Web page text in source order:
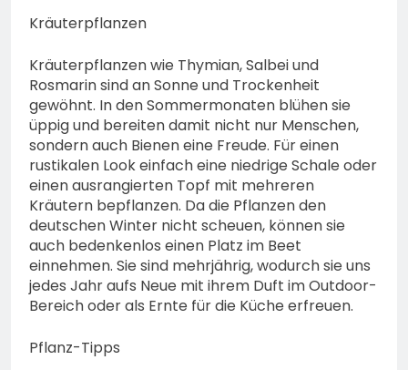
Kräuterpflanzen
Kräuterpflanzen wie Thymian, Salbei und
Rosmarin sind an Sonne und Trockenheit
gewöhnt. In den Sommermonaten blühen sie
üppig und bereiten damit nicht nur Menschen,
sondern auch Bienen eine Freude. Für einen
rustikalen Look einfach eine niedrige Schale oder
einen ausrangierten Topf mit mehreren
Kräutern bepflanzen. Da die Pflanzen den
deutschen Winter nicht scheuen, können sie
auch bedenkenlos einen Platz im Beet
einnehmen. Sie sind mehrjährig, wodurch sie uns
jedes Jahr aufs Neue mit ihrem Duft im Outdoor-
Bereich oder als Ernte für die Küche erfreuen.
Pflanz-Tipps